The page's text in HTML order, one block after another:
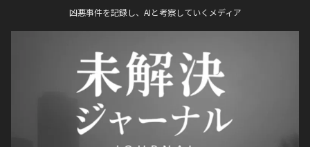
凶悪事件を記録し、AIと考察していくメディア